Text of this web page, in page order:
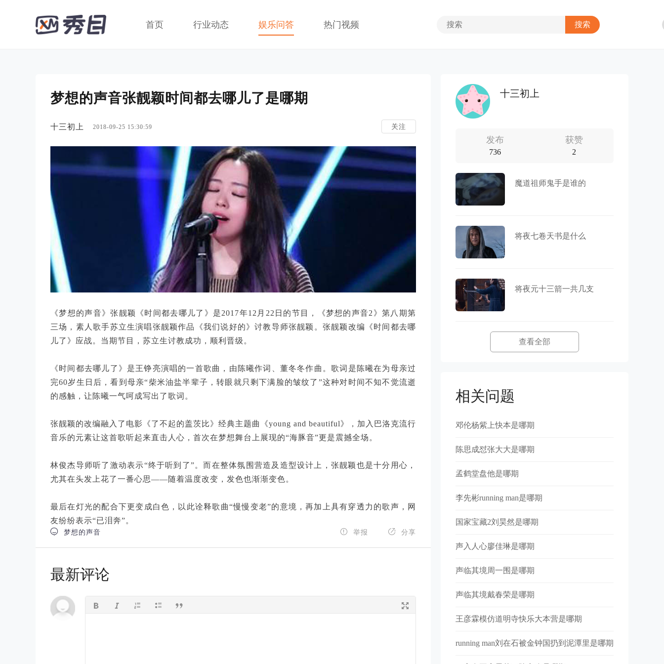
首页 行业动态 娱乐问答 热门视频
梦想的声音张靓颖时间都去哪儿了是哪期
十三初上 2018-09-25 15:30:59 关注
《梦想的声音》张靓颖《时间都去哪儿了》是2017年12月22日的节目，《梦想的声音2》第八期第
三场，素人歌手苏立生演唱张靓颖作品《我们说好的》讨教导师张靓颖。张靓颖改编《时间都去哪
儿了》应战。当期节目，苏立生讨教成功，顺利晋级。
《时间都去哪儿了》是王铮亮演唱的一首歌曲，由陈曦作词、董冬冬作曲。歌词是陈曦在为母亲过
完60岁生日后，看到母亲“柴米油盐半辈子，转眼就只剩下满脸的皱纹了”这种对时间不知不觉流逝
的感触，让陈曦一气呵成写出了歌词。
张靓颖的改编融入了电影《了不起的盖茨比》经典主题曲《young and beautiful》，加入巴洛克流行
音乐的元素让这首歌听起来直击人心，首次在梦想舞台上展现的“海豚音”更是震撼全场。
林俊杰导师听了激动表示“终于听到了”。而在整体氛围营造及造型设计上，张靓颖也是十分用心，
尤其在头发上花了一番心思——随着温度改变，发色也渐渐变色。
最后在灯光的配合下更变成白色，以此诠释歌曲“慢慢变老”的意境，再加上具有穿透力的歌声，网
友纷纷表示“已泪奔”。
 梦想的声音  分享
 举报
最新评论
十三初上
发布
736
获赞
2
魔道祖师鬼手是谁的
将夜七卷天书是什么
将夜元十三箭一共几支
查看全部
相关问题
邓伦杨紫上快本是哪期
陈思成怼张大大是哪期
孟鹤堂盘他是哪期
李先彬running man是哪期
国家宝藏2刘昊然是哪期
声入人心廖佳琳是哪期
声临其境周一围是哪期
声临其境戴春荣是哪期
王彦霖模仿道明寺快乐大本营是哪期
running man刘在石被金钟国扔到泥潭里是哪期